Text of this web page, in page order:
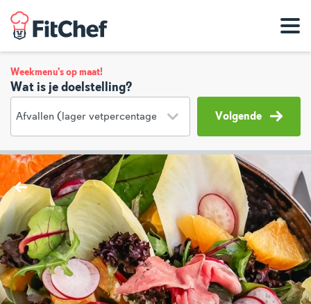
Weekmenu's op maat!
Wat is je doelstelling?
Volgende